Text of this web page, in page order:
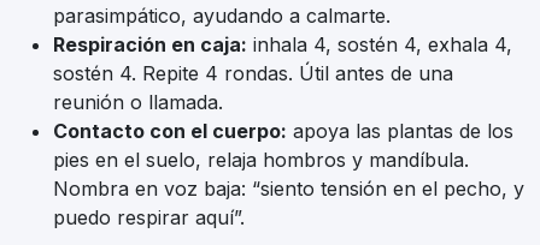
parasimpático, ayudando a calmarte.
Respiración en caja: inhala 4, sostén 4, exhala 4,
sostén 4. Repite 4 rondas. Útil antes de una
reunión o llamada.
Contacto con el cuerpo: apoya las plantas de los
pies en el suelo, relaja hombros y mandíbula.
Nombra en voz baja: “siento tensión en el pecho, y
puedo respirar aquí”.